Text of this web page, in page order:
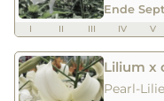
Ende
I II III IV V
Lilium x
Pearl-